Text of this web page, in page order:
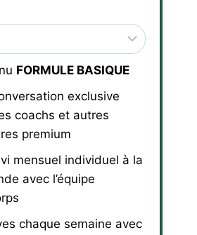
FORMULE BASIQUE
exclusive
coachs et autres
premium
mensuel individuel à la
avec l’équipe
chaque semaine avec